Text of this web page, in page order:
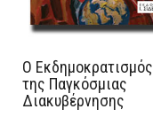
Ο Εκδημοκρατισμός
της Παγκόσμιας
Διακυβέρνησης